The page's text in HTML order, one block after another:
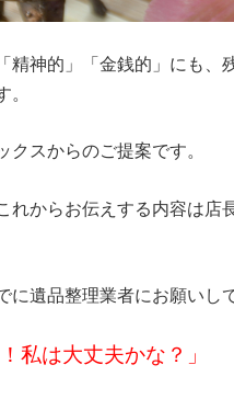
精神的」「金銭的」にも、
クスからのご提案です。
れからお伝えする内容は
に遺品整理業者にお願いし
私は大丈夫かな？」